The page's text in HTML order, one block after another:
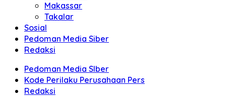
Makassar
Takalar
Sosial
Pedoman Media Siber
Redaksi
Pedoman Media SIber
Kode Perilaku Perusahaan Pers
Redaksi